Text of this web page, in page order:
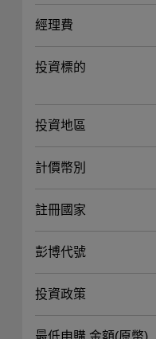
經理費
投資標的
投資地區
計價幣別
註冊國家
彭博代號
投資政策
最低申購 金額(原幣)